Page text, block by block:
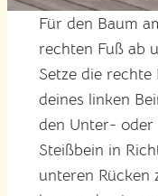
Für den Baum
rechten Fuß ab
Setze die rechte
deines linken
den Unter- oder
Steißbein in
unteren Rücken